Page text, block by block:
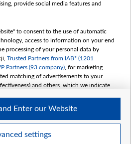
Shorts
мульт
English
Biełsat PL
Белсат Now
History
Music
Белсат Doc
My consents
provide social media features and
to consent to the use of automatic
access to information on your end
processing of your personal data by
Trusted Partners from IAB* (1201
Partners (93 company) , for marketing
matching of advertisements to your
and others, which we indicate
data by TVP S.A. w likwidacji are as
settings
Enter our Website